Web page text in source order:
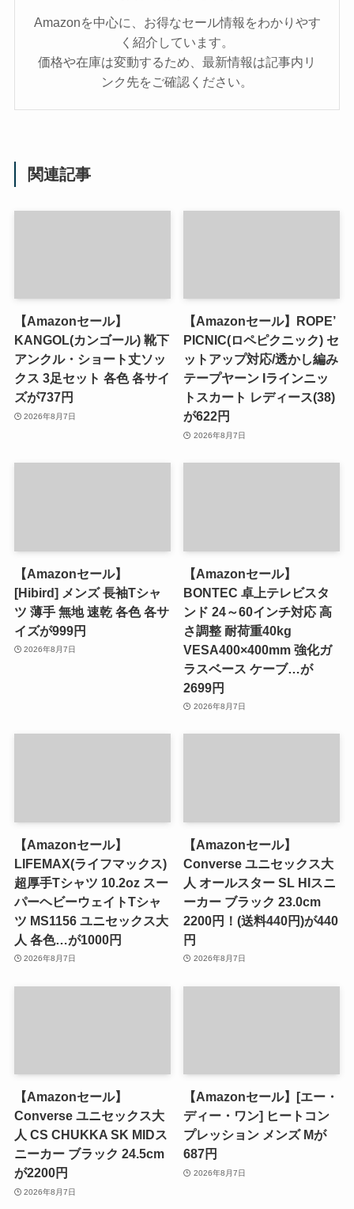
Amazonを中心に、お得なセール情報をわかりやす
く紹介しています。
価格や在庫は変動するため、最新情報は記事内リ
ンク先をご確認ください。
関連記事
【Amazonセール】
KANGOL(カンゴール) 靴下
アンクル・ショート丈ソッ
クス 3足セット 各色 各サイ
ズが737円
2026年8月7日
【Amazonセール】ROPE’
PICNIC(ロペピクニック) セ
ットアップ対応/透かし編み
テープヤーン Iラインニッ
トスカート レディース(38)
が622円
2026年8月7日
【Amazonセール】
[Hibird] メンズ 長袖Tシャ
ツ 薄手 無地 速乾 各色 各サ
イズが999円
2026年8月7日
【Amazonセール】
BONTEC 卓上テレビスタ
ンド 24～60インチ対応 高
さ調整 耐荷重40kg
VESA400×400mm 強化ガ
ラスベース ケーブ…が
2699円
2026年8月7日
【Amazonセール】
LIFEMAX(ライフマックス)
超厚手Tシャツ 10.2oz スー
パーヘビーウェイトTシャ
ツ MS1156 ユニセックス大
人 各色…が1000円
2026年8月7日
【Amazonセール】
Converse ユニセックス大
人 オールスター SL HIスニ
ーカー ブラック 23.0cm
2200円！(送料440円)が440
円
2026年8月7日
【Amazonセール】
Converse ユニセックス大
人 CS CHUKKA SK MIDス
ニーカー ブラック 24.5cm
が2200円
2026年8月7日
【Amazonセール】[エー・
ディー・ワン] ヒートコン
プレッション メンズ Mが
687円
2026年8月7日